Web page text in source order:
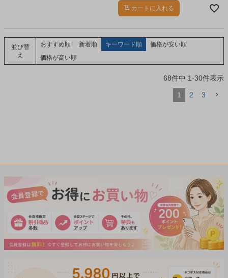
ディショナーです。
カートに入れる
並び替
え
おすすめ順 新着順 キーワード順
価格が安い順
価格が高い順
68件中 1-30件表示
1 2 3